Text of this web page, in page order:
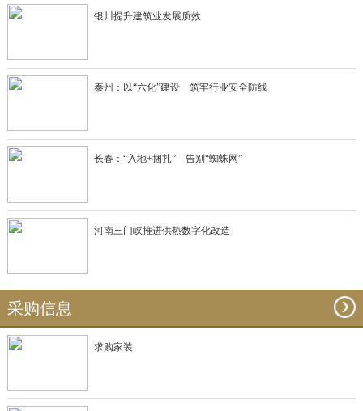
银川提升建筑业发展质效
泰州：以“六化”建设 筑牢行业安全防线
长春：“入地+捆扎” 告别“蜘蛛网”
河南三门峡推进供热数字化改造
采购信息
求购家装